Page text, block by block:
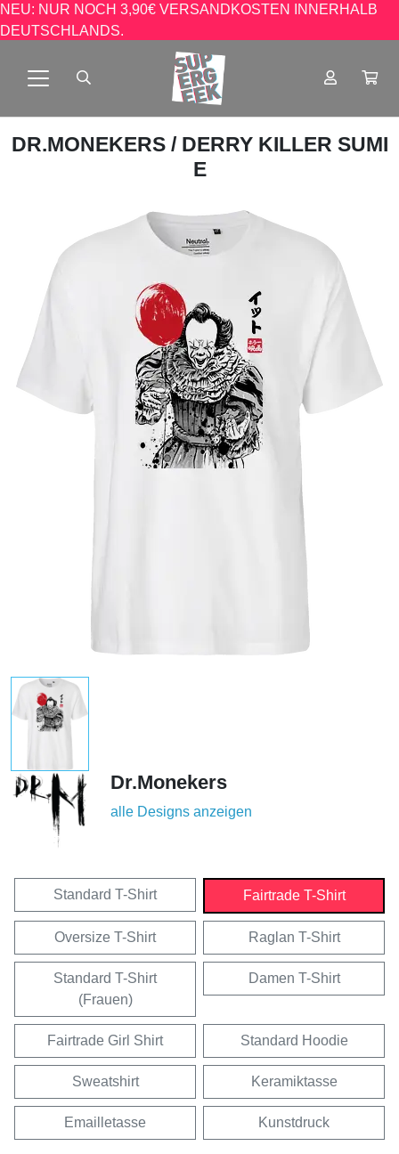
NEU: NUR NOCH 3,90€ VERSANDKOSTEN INNERHALB
DEUTSCHLANDS.
DR.MONEKERS / DERRY KILLER SUMI
E
Dr.Monekers
alle Designs anzeigen
Standard T-Shirt Fairtrade T-Shirt
Oversize T-Shirt Raglan T-Shirt
Standard T-Shirt
(Frauen)
Damen T-Shirt
Fairtrade Girl Shirt Standard Hoodie
Sweatshirt Keramiktasse
Emailletasse Kunstdruck